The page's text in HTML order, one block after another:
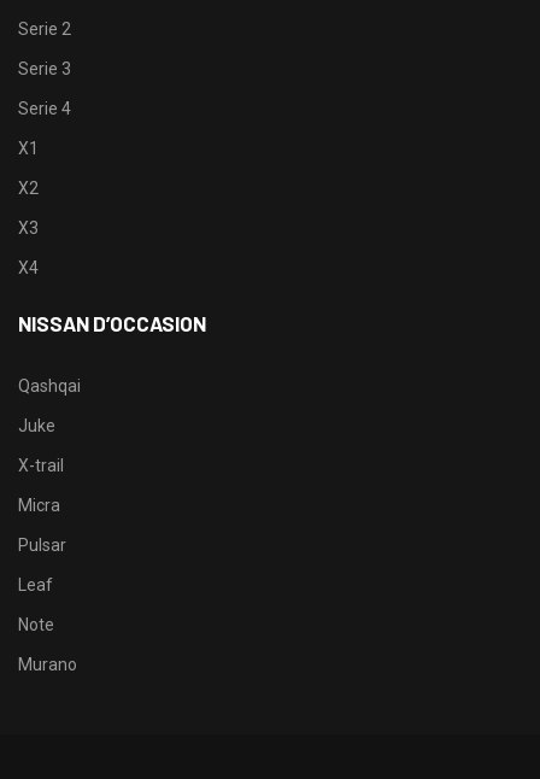
Serie 2
Serie 3
Serie 4
X1
X2
X3
X4
NISSAN D’OCCASION
Qashqai
Juke
X-trail
Micra
Pulsar
Leaf
Note
Murano